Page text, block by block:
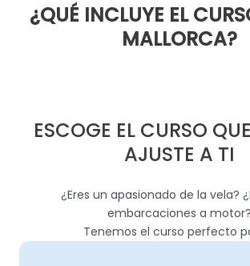
¿QUÉ INCLUYE EL
MALLORCA?
ESCOGE EL CURSO
AJUSTE A TI
¿Eres un apasionado de la vela?
embarcaciones a motor?
Tenemos el curso perfecto